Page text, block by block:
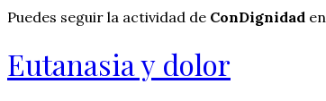
Puedes seguir la actividad de ConDignidad en
Eutanasia y dolor